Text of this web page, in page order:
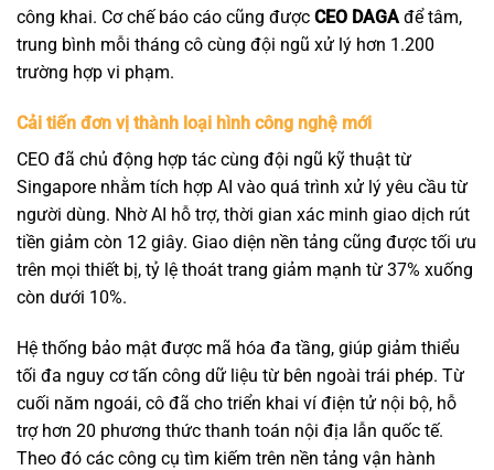
công khai. Cơ chế báo cáo cũng được CEO DAGAđể tâm,
trung bình mỗi tháng cô cùng đội ngũ xử lý hơn 1.200
trường hợp vi phạm.
Cải tiến đơn vị thành loại hình công nghệ mới
CEO đã chủ động hợp tác cùng đội ngũ kỹ thuật từ
Singapore nhằm tích hợp AI vào quá trình xử lý yêu cầu từ
người dùng. Nhờ AI hỗ trợ, thời gian xác minh giao dịch rút
tiền giảm còn 12 giây. Giao diện nền tảng cũng được tối ưu
trên mọi thiết bị, tỷ lệ thoát trang giảm mạnh từ 37% xuống
còn dưới 10%.
Hệ thống bảo mật được mã hóa đa tầng, giúp giảm thiểu
tối đa nguy cơ tấn công dữ liệu từ bên ngoài trái phép. Từ
cuối năm ngoái, cô đã cho triển khai ví điện tử nội bộ, hỗ
trợ hơn 20 phương thức thanh toán nội địa lẫn quốc tế.
Theo đó các công cụ tìm kiếm trên nền tảng vận hành